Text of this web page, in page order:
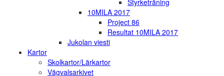
Styrketräning
10MILA 2017
Project 86
Resultat 10MILA 2017
Jukolan viesti
Kartor
Skolkartor/Lärkartor
Vägvalsarkivet